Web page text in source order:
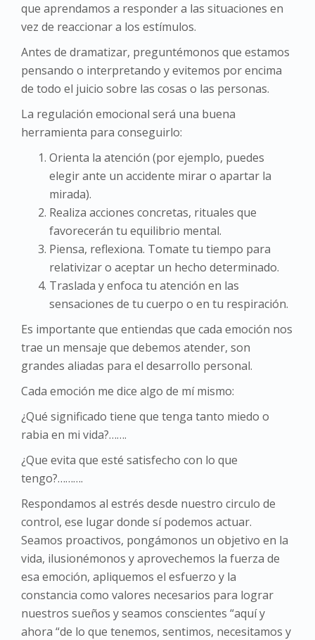
que aprendamos a responder a las situaciones en
vez de reaccionar a los estímulos.
Antes de dramatizar, preguntémonos que estamos
pensando o interpretando y evitemos por encima
de todo el juicio sobre las cosas o las personas.
La regulación emocional será una buena
herramienta para conseguirlo:
Orienta la atención (por ejemplo, puedes
elegir ante un accidente mirar o apartar la
mirada).
Realiza acciones concretas, rituales que
favorecerán tu equilibrio mental.
Piensa, reflexiona. Tomate tu tiempo para
relativizar o aceptar un hecho determinado.
Traslada y enfoca tu atención en las
sensaciones de tu cuerpo o en tu respiración.
Es importante que entiendas que cada emoción nos
trae un mensaje que debemos atender, son
grandes aliadas para el desarrollo personal.
Cada emoción me dice algo de mí mismo:
¿Qué significado tiene que tenga tanto miedo o
rabia en mi vida?…….
¿Que evita que esté satisfecho con lo que
tengo?……….
Respondamos al estrés desde nuestro circulo de
control, ese lugar donde sí podemos actuar.
Seamos proactivos, pongámonos un objetivo en la
vida, ilusionémonos y aprovechemos la fuerza de
esa emoción, apliquemos el esfuerzo y la
constancia como valores necesarios para lograr
nuestros sueños y seamos conscientes “aquí y
ahora “de lo que tenemos, sentimos, necesitamos y